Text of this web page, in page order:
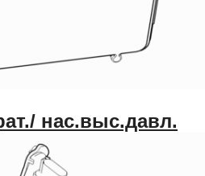
нас.выс.давл.